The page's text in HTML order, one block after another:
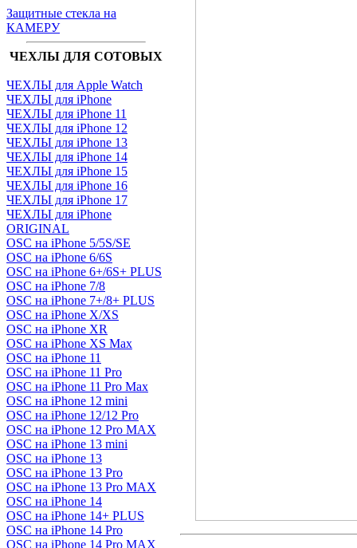
Защитные стекла на
КАМЕРУ
ЧЕХЛЫ ДЛЯ СОТОВЫХ
ЧЕХЛЫ для Apple Watch
ЧЕХЛЫ для iPhone
ЧЕХЛЫ для iPhone 11
ЧЕХЛЫ для iPhone 12
ЧЕХЛЫ для iPhone 13
ЧЕХЛЫ для iPhone 14
ЧЕХЛЫ для iPhone 15
ЧЕХЛЫ для iPhone 16
ЧЕХЛЫ для iPhone 17
ЧЕХЛЫ для iPhone
ORIGINAL
OSC на iPhone 5/5S/SE
OSC на iPhone 6/6S
OSC на iPhone 6+/6S+ PLUS
OSC на iPhone 7/8
OSC на iPhone 7+/8+ PLUS
OSC на iPhone X/XS
OSC на iPhone XR
OSC на iPhone XS Max
OSC на iPhone 11
OSC на iPhone 11 Pro
OSC на iPhone 11 Pro Max
OSC на iPhone 12 mini
OSC на iPhone 12/12 Pro
OSC на iPhone 12 Pro MAX
OSC на iPhone 13 mini
OSC на iPhone 13
OSC на iPhone 13 Pro
OSC на iPhone 13 Pro MAX
OSC на iPhone 14
OSC на iPhone 14+ PLUS
OSC на iPhone 14 Pro
OSC на iPhone 14 Pro MAX